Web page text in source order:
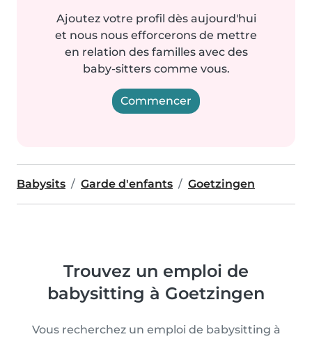
Ajoutez votre profil dès aujourd'hui
et nous nous efforcerons de mettre
en relation des familles avec des
baby-sitters comme vous.
Commencer
Babysits Garde d'enfants Goetzingen
Trouvez un emploi de
babysitting à Goetzingen
Vous recherchez un emploi de babysitting à